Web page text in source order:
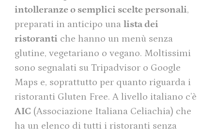
intolleranze o semplici scelte personali,
preparati in anticipo una lista dei
ristoranti che hanno un menù senza
glutine, vegetariano o vegano. Moltissimi
sono segnalati su Tripadvisor o Google
Maps e, soprattutto per quanto riguarda i
ristoranti Gluten Free. A livello italiano c’è
AIC (Associazione Italiana Celiachia) che
ha un elenco di tutti i ristoranti senza